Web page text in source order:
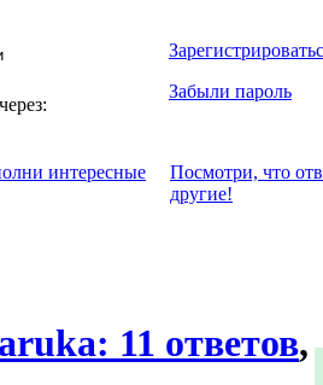
Забыли пароль
интересные
Посмотри, что
другие!
11 ответов,